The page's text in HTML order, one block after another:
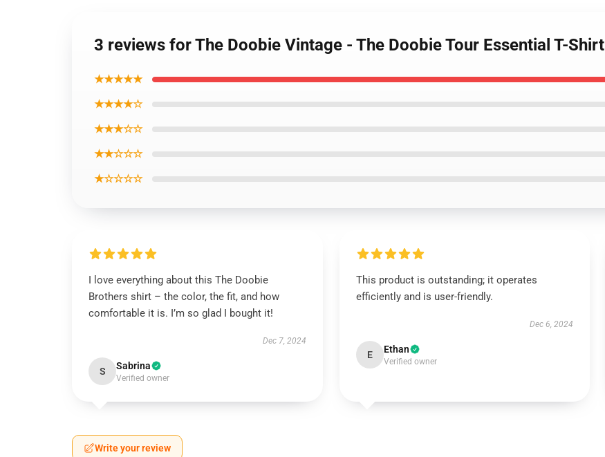
3 reviews for The Doobie Vintage - The Doobie Tour Essential T-Shirt
★★★★★
★★★★☆
★★★☆☆
★★☆☆☆
★☆☆☆☆
I love everything about this The Doobie
Brothers shirt – the color, the fit, and how
comfortable it is. I’m so glad I bought it!
Dec 7, 2024
S Sabrina
Verified owner
This product is outstanding; it operates
efficiently and is user-friendly.
Dec 6, 2024
E Ethan
Verified owner
Write your review